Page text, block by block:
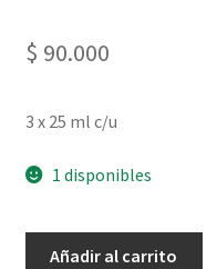
$ 90.000
3 x 25 ml c/u
1 disponibles
Añadir al carrito